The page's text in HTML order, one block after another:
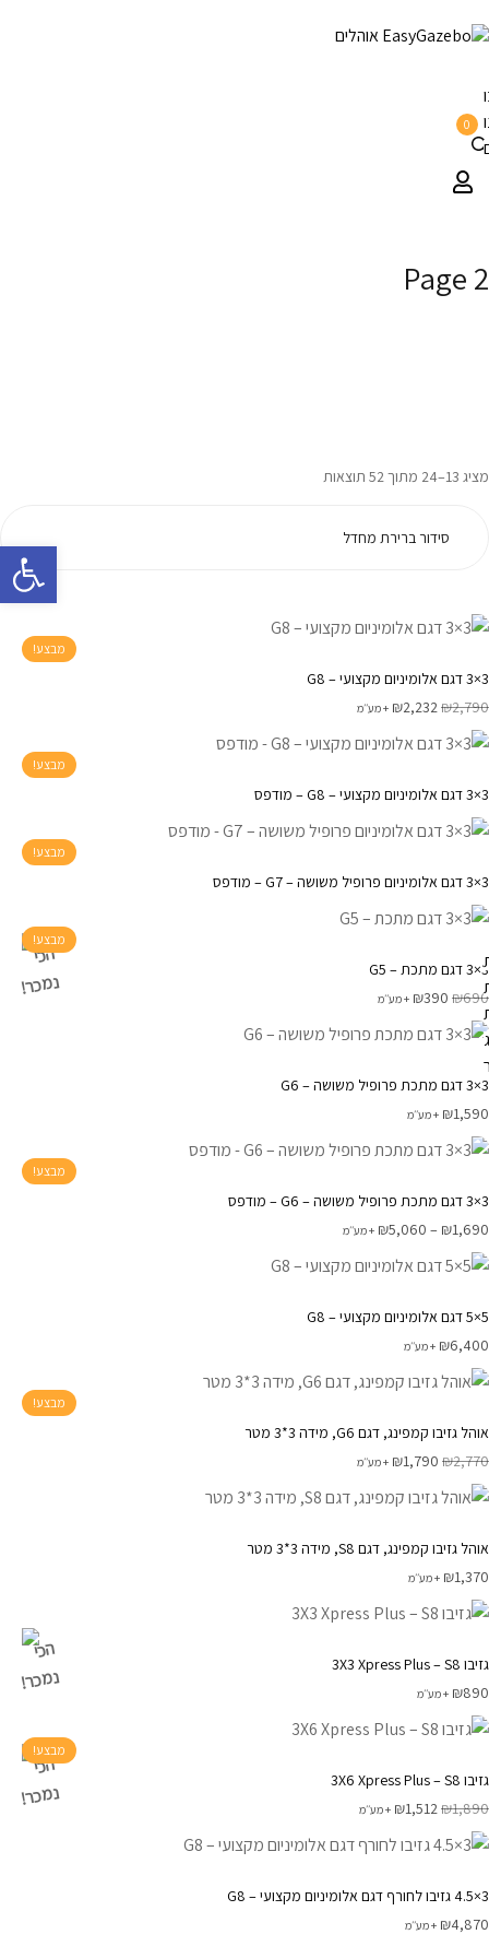
0
Page 2
מציג 13–24 מתוך 52 תוצאות
מבצע!
3×3 דגם אלומיניום מקצועי – G8
₪2,790
₪2,232 + מע׳׳מ
מבצע!
3×3 דגם אלומיניום מקצועי – G8 – מודפס
מבצע!
3×3 דגם אלומיניום פרופיל משושה – G7 – מודפס
הכי
נמכר!
מבצע!
3×3 דגם מתכת – G5
₪690
₪390 + מע׳׳מ
3×3 דגם מתכת פרופיל משושה – G6
₪1,590 + מע׳׳מ
מבצע!
3×3 דגם מתכת פרופיל משושה – G6 – מודפס
₪1,690
–
₪5,060 + מע׳׳מ
5×5 דגם אלומיניום מקצועי – G8
₪6,400 + מע׳׳מ
מבצע!
אוהל גזיבו קמפינג, דגם G6, מידה 3*3 מטר
₪2,770
₪1,790 + מע׳׳מ
אוהל גזיבו קמפינג, דגם S8, מידה 3*3 מטר
₪1,370 + מע׳׳מ
הכי
נמכר!
גזיבו 3X3 Xpress Plus – S8
₪890 + מע׳׳מ
הכי
נמכר!
מבצע!
גזיבו 3X6 Xpress Plus – S8
₪1,890
₪1,512 + מע׳׳מ
3×4.5 גזיבו לחורף דגם אלומיניום מקצועי – G8
₪4,870 + מע׳׳מ